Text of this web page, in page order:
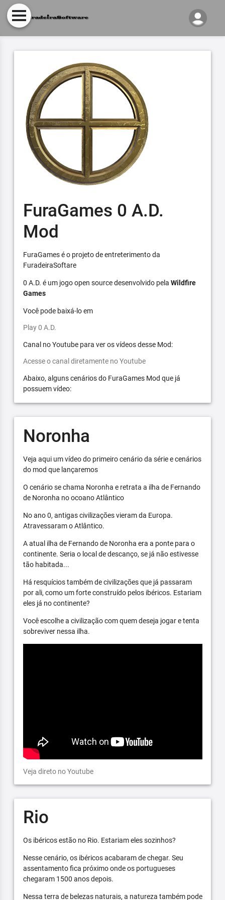
FuraGames 0 A.D.
Mod
FuraGames é o projeto de entreterimento da
FuradeiraSoftare
0 A.D. é um jogo open source desenvolvido pela Wildfire
Games
Você pode baixá-lo em
Play 0 A.D.
Canal no Youtube para ver os vídeos desse Mod:
Acesse o canal diretamente no Youtube
Abaixo, alguns cenários do FuraGames Mod que já
possuem vídeo:
Noronha
Veja aqui um vídeo do primeiro cenário da série e cenários
do mod que lançaremos
O cenário se chama Noronha e retrata a ilha de Fernando
de Noronha no ocoano Atlântico
No ano 0, antigas civilizações vieram da Europa.
Atravessaram o Atlântico.
A atual ilha de Fernando de Noronha era a ponte para o
continente. Seria o local de descanço, se já não estivesse
tão habitada...
Há resquícios também de civilizações que já passaram
por ali, como um forte construído pelos ibéricos. Estariam
eles já no continente?
Você escolhe a civilização com quem deseja jogar e tenta
sobreviver nessa ilha.
Veja direto no Youtube
Rio
Os ibéricos estão no Rio. Estariam eles sozinhos?
Nesse cenário, os ibéricos acabaram de chegar. Seu
assentamento fica próximo onde os portugueses
chegaram 1500 anos depois.
Nessa terra de belezas naturais, a natureza também pode